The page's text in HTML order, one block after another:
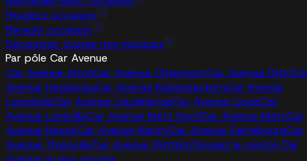
Peugeot occasion
Renault occasion
Découvrez toutes nos marques
Par pôle Car Avenue
Car Avenue ArlonCar Avenue ChaumontCar Avenue Dijon
Avenue HaguenauCar Avenue KaiserslauternCar Avenue
LesménilsCar Avenue LeudelangeCar Avenue LiegeCar
Avenue LunévilleCar Avenue Metz NordCar Avenue MetzCar
Avenue NamurCar Avenue NancyCar Avenue SarrebourgCar
Avenue ThionvilleCar Avenue WittlichTrouvez le centre Car